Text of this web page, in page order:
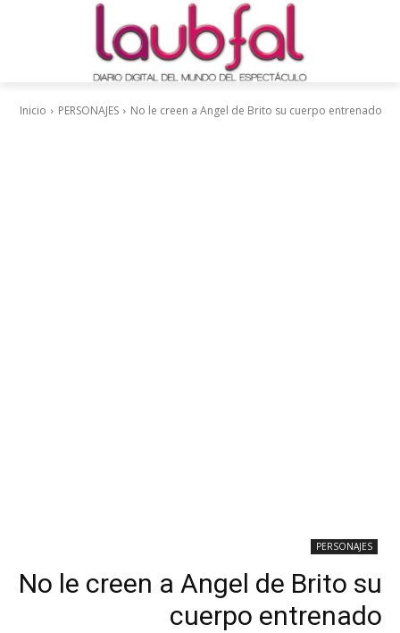
Inicio PERSONAJES No le creen a Angel de Brito su cuerpo entrenado
PERSONAJES
No le creen a Angel de Brito su
cuerpo entrenado